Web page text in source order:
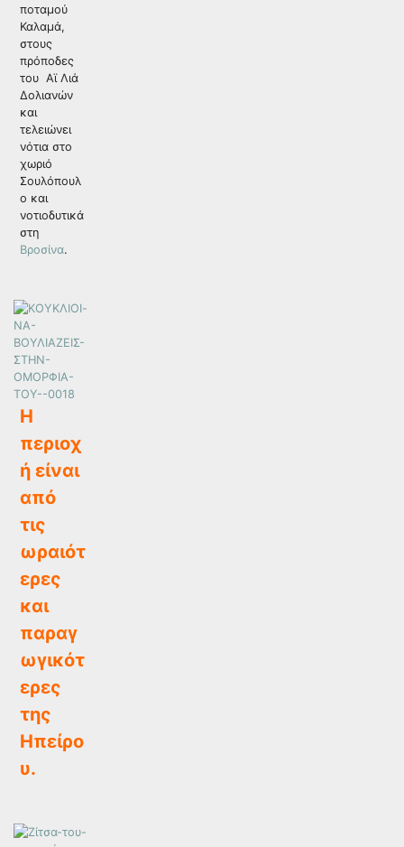
ποταμού
Καλαμά,
στους
πρόποδες
του Αϊ Λιά
Δολιανών
και
τελειώνει
νότια στο
χωριό
Σουλόπουλ
ο και
νοτιοδυτικά
στη
Βροσίνα.
Η
περιοχ
ή είναι
από
τις
ωραιότ
ερες
και
παραγ
ωγικότ
ερες
της
Ηπείρο
υ.